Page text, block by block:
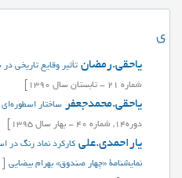
ی
یاحقی.رمضانتأثیر وقایع تاریخی در
شماره 21
-تابستان سال
یاحقی.محمدجعفر ساختار اسطوره‌ای
دوره 14, شماره 40
-بهار سال
یاراحمدی.علیکارکرد نماد رنگ در
نمایشنامۀ «چهار صندوق» بهرام بیضایی [